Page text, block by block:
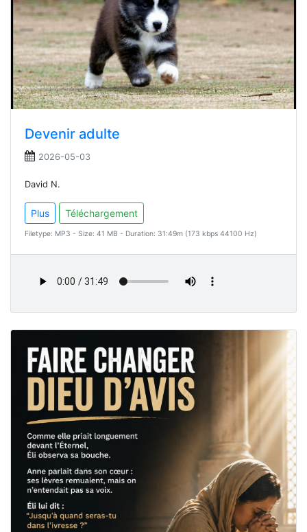
Devenir adulte
2026-05-03
David N.
Plus Téléchargement
Filetype: MP3 - Size: 41 MB - Duration: 31:49m (173 kbps 44100 Hz)